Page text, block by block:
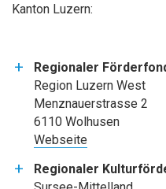
Kanton Luzern:
Regionaler
Region Luzern West
Menznauerstrasse 2
6110 Wolhusen
Webseite
Regionaler